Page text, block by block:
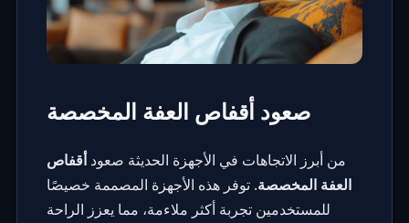
صعود أقفاص العفة المخصصة
من أبرز الاتجاهات في الأجهزة الحديثة صعودأقفاص
العفة المخصصة. توفر هذه الأجهزة المصممة خصيصًا
للمستخدمين تجربة أكثر ملاءمة، مما يعزز الراحة